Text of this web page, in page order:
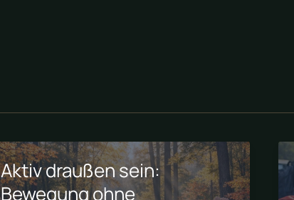
Aktiv draußen sein:
Bewegung ohne